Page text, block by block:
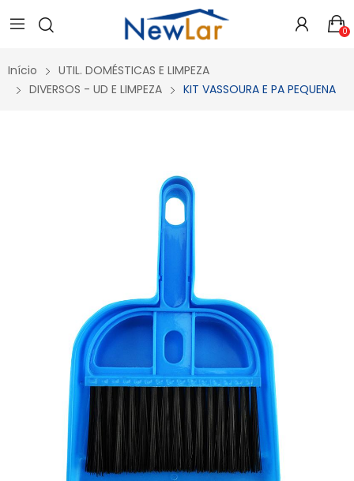
Secure crypto portfolio manager for desktops and mobile -
Visit Ledger Live
- easily manage, stake, and track assets. 0
Início
UTIL. DOMÉSTICAS E LIMPEZA
DIVERSOS - UD E LIMPEZA
KIT VASSOURA E PA PEQUENA